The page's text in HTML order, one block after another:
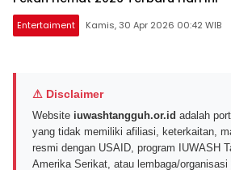
Entertaiment Kamis, 30 Apr 2026 00:42 WIB
⚠ Disclaimer
Website iuwashtangguh.or.id adalah
yang tidak memiliki afiliasi, keterkaitan,
resmi dengan USAID, program IUWASH
Amerika Serikat, atau lembaga/organisasi